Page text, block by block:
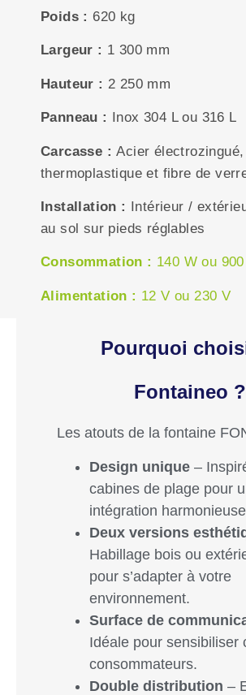
Poids : 620 kg
Largeur : 1 300 mm
Hauteur : 2 250 mm
Panneau : Inox 304 L ou 316 L
Carcasse :Acier électrozingué,
thermoplastique et fibre de
Installation : Intérieur / e
au sol sur pieds réglables
Consommation : 140 W ou
Alimentation : 12 V ou 230 V
Pourquoi
Fontaineo ?
Les atouts de la fontaine
Design unique –
cabines de plage pour
intégration
Deux versions
Habillage bois ou
pour s’adapter à votre
environnement.
Surface de
Idéale pour sensibiliser
consommateurs.
Double distribution –